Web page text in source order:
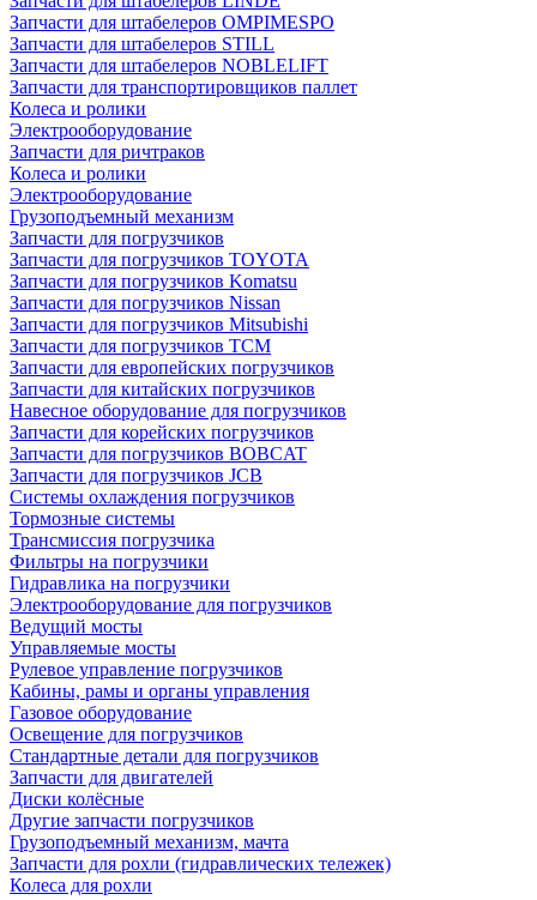
Запчасти для штабелеров OMPIMESPO
Запчасти для штабелеров STILL
Запчасти для штабелеров NOBLELIFT
Запчасти для транспортировщиков паллет
Колеса и ролики
Электрооборудование
Запчасти для ричтраков
Колеса и ролики
Электрооборудование
Грузоподъемный механизм
Запчасти для погрузчиков
Запчасти для погрузчиков TOYOTA
Запчасти для погрузчиков Komatsu
Запчасти для погрузчиков Nissan
Запчасти для погрузчиков Mitsubishi
Запчасти для погрузчиков TCM
Запчасти для европейских погрузчиков
Запчасти для китайских погрузчиков
Навесное оборудование для погрузчиков
Запчасти для корейских погрузчиков
Запчасти для погрузчиков BOBCAT
Запчасти для погрузчиков JCB
Системы охлаждения погрузчиков
Тормозные системы
Трансмиссия погрузчика
Фильтры на погрузчики
Гидравлика на погрузчики
Электрооборудование для погрузчиков
Ведущий мосты
Управляемые мосты
Рулевое управление погрузчиков
Кабины, рамы и органы управления
Газовое оборудование
Освещение для погрузчиков
Стандартные детали для погрузчиков
Запчасти для двигателей
Диски колёсные
Другие запчасти погрузчиков
Грузоподъемный механизм, мачта
Запчасти для рохли (гидравлических тележек)
Колеса для рохли